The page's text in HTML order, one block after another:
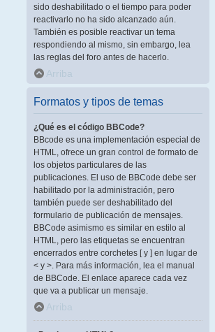
sido deshabilitado o el tiempo para poder
reactivarlo no ha sido alcanzado aún.
También es posible reactivar un tema
respondiendo al mismo, sin embargo, lea
las reglas del foro antes de hacerlo.
Arriba
Formatos y tipos de temas
¿Qué es el código BBCode?
BBcode es una implementación especial de
HTML, ofrece un gran control de formato de
los objetos particulares de las
publicaciones. El uso de BBCode debe ser
habilitado por la administración, pero
también puede ser deshabilitado del
formulario de publicación de mensajes.
BBCode asimismo es similar en estilo al
HTML, pero las etiquetas se encuentran
encerrados entre corchetes [ y ] en lugar de
< y >. Para más información, lea el manual
de BBCode. El enlace aparece cada vez
que va a publicar un mensaje.
Arriba